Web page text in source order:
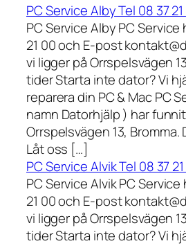
PC Service Alby Tel 08 37
PC Service Alby PC
21 00 och E-post
vi ligger på Orrspelsvägen
tider Starta inte dator? Vi
reparera din PC & Mac PC
namn Datorhjälp ) har
Orrspelsvägen 13, Bromma.
Låt oss […]
PC Service Alvik Tel 08 37
PC Service Alvik PC
21 00 och E-post
vi ligger på Orrspelsvägen
tider Starta inte dator? Vi